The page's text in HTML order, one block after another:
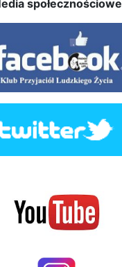
społecznościowe